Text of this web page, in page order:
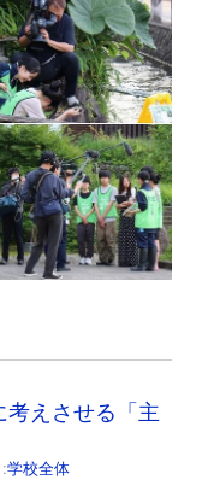
えさせる「主
学校全体